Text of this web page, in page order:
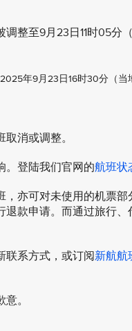
整至9月23日11时05分
年9月23日16时30分（
消或调整。
。登陆我们官网的航班状
亦可对未使用的机票
退款申请。而通过旅行
联系方式，或订阅新航航
。